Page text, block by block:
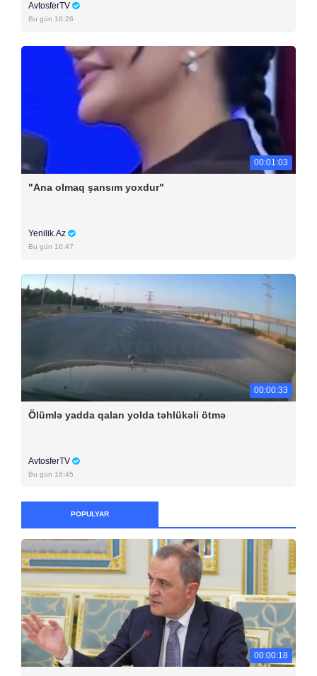
AvtosferTV
Bu gün 18:26
00:01:03
"Ana olmaq şansım yoxdur"
Yenilik.Az
Bu gün 16:47
00:00:33
Ölümlə yadda qalan yolda təhlükəli ötmə
AvtosferTV
Bu gün 16:45
POPULYAR
00:00:18